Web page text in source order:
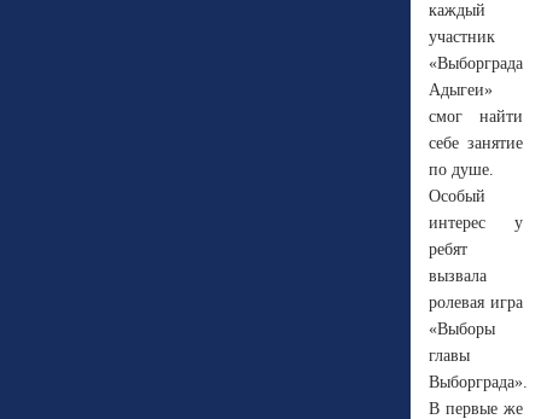
каждый
участник
«Выборграда
Адыгеи»
смог найти
себе занятие
по душе.
Особый
интерес у
ребят
вызвала
ролевая игра
«Выборы
главы
Выборграда».
В первые же